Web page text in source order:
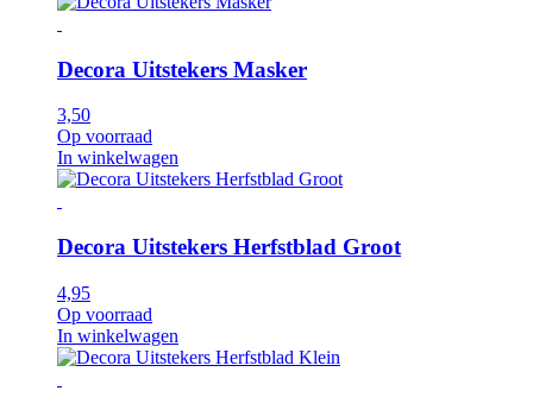
Decora Uitstekers Masker
3,50
Op voorraad
In winkelwagen
Decora Uitstekers Herfstblad Groot
4,95
Op voorraad
In winkelwagen